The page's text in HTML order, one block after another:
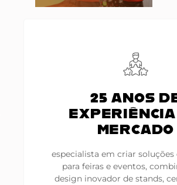
25 ANOS
MERCADO
especialista em criar
para feiras e eventos,
design inovador de stands,